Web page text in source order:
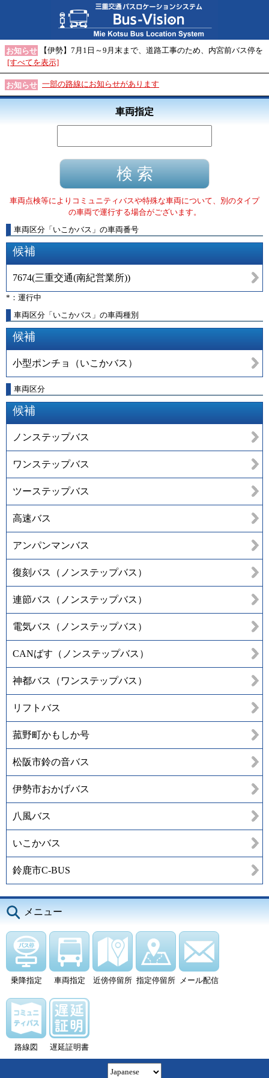
お知らせ
【伊勢】7月1日～9月末まで、道路工事のため、内宮前バス停を
[すべてを表示]
お知らせ 一部の路線にお知らせがあります
車両指定
車両点検等によりコミュニティバスや特殊な車両について、別のタイプ
の車両で運行する場合がございます。
車両区分 「 いこかバス 」 の車両番号
候補
7674(三重交通(南紀営業所))
*：運行中
車両区分「いこかバス」の車両種別
候補
小型ポンチョ（いこかバス）
車両区分
候補
ノンステップバス
ワンステップバス
ツーステップバス
高速バス
アンパンマンバス
復刻バス（ノンステップバス）
連節バス（ノンステップバス）
電気バス（ノンステップバス）
CANばす（ノンステップバス）
神都バス（ワンステップバス）
リフトバス
菰野町かもしか号
松阪市鈴の音バス
伊勢市おかげバス
八風バス
いこかバス
鈴鹿市C-BUS
メニュー
乗降指定 車両指定 近傍停留所 指定停留所 メール配信
路線図 遅延証明書